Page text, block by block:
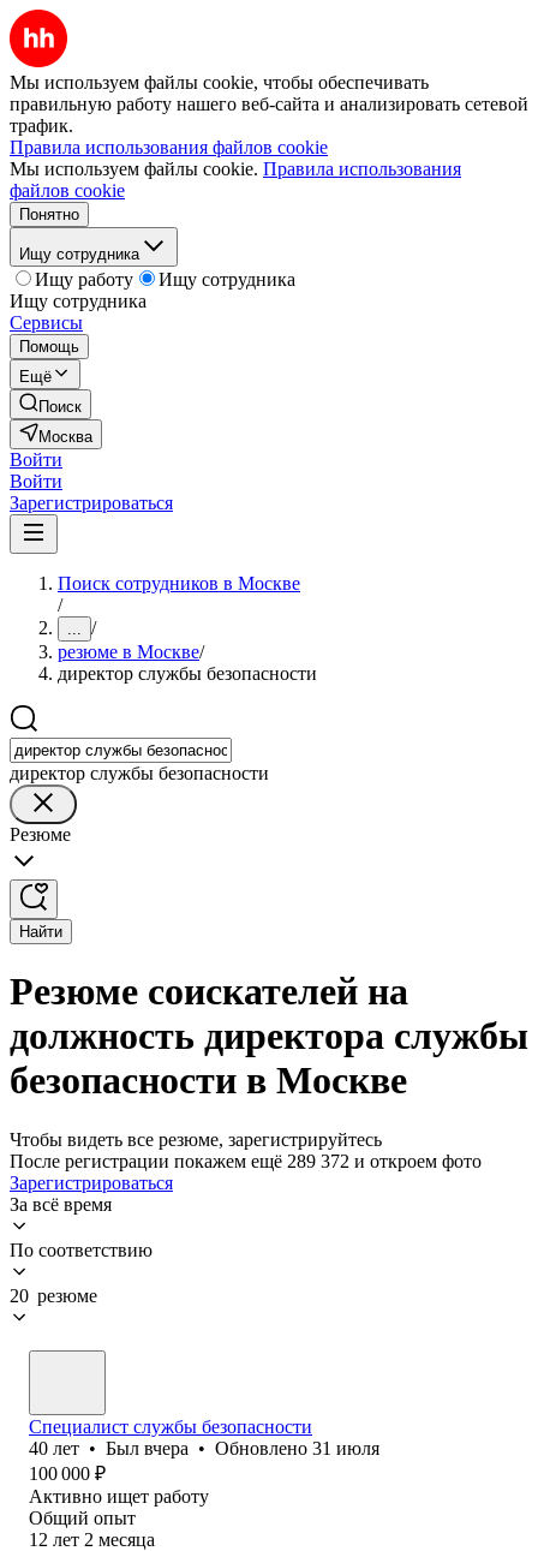
Мы используем файлы cookie, чтобы обеспечивать
правильную работу нашего веб-сайта и анализировать сетевой
трафик.
Правила использования файлов cookie
Мы используем файлы cookie. Правила использования
файлов cookie
Понятно
Ищу сотрудника
Ищу работу
Ищу сотрудника
Ищу сотрудника
Сервисы
Помощь
Ещё
Поиск
Москва
Войти
Войти
Зарегистрироваться
Поиск сотрудников в Москве
/
... /
резюме в Москве/
директор службы безопасности
директор службы безопасности
Резюме
Найти
Резюме соискателей на
должность директора службы
безопасности в Москве
Чтобы видеть все резюме, зарегистрируйтесь
После регистрации покажем ещё 289 372 и откроем фото
Зарегистрироваться
За всё время
По соответствию
20 резюме
Специалист службы безопасности
40 лет • Был вчера • Обновлено 31 июля
100 000 ₽
Активно ищет работу
Общий опыт
12 лет 2 месяца